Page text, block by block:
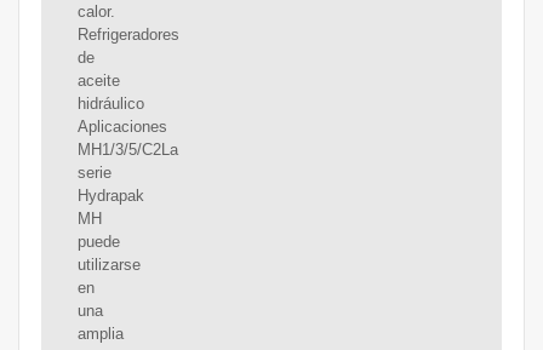
calor.
Refrigeradores
de
aceite
hidráulico
Aplicaciones
MH1/3/5/C2La
serie
Hydrapak
MH
puede
utilizarse
en
una
amplia